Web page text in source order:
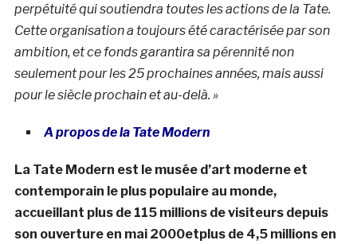
perpétuité qui soutiendra toutes les actions de la Tate.
Cette organisation a toujours été caractérisée par son
ambition, et ce fonds garantira sa pérennité non
seulement pour les 25 prochaines années, mais aussi
pour le siècle prochain et au-delà. »
A propos de la Tate Modern
La Tate Modern est le musée d’art moderne et
contemporain le plus populaire au monde,
accueillant plus de 115 millions de visiteurs depuis
son ouverture en mai 2000etplus de 4,5 millions en